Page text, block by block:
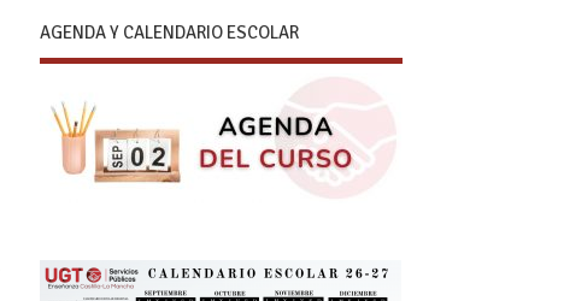
AGENDA Y CALENDARIO ESCOLAR